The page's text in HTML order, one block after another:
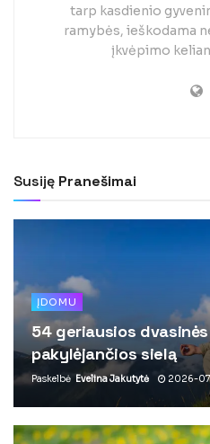
tarp kasdienio
ramybės, ieškodama
įkvėpimo
Susiję Pranešimai
ĮDOMU
54 geriausios
pakylėjančios sielą
Paskelbė Evelina Jakutytė 2026-